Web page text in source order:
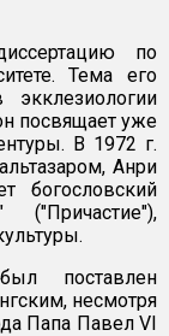
по
Тема его
посвящает уже
В 1972 г.
Анри
богословский
поставлен
несмотря
Папа Павел VI